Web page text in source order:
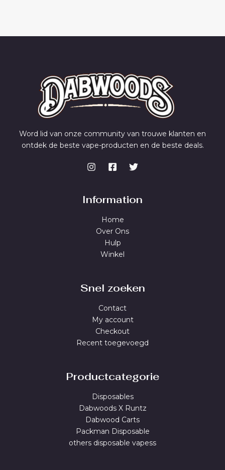
Word lid van onze community van trouwe klanten en
ontdek de beste vape-producten en de beste deals.
Information
Home
Over Ons
Hulp
Winkel
Snel zoeken
Contact
My account
Checkout
Recent toegevoegd
Productcategorie
Disposables
Dabwoods X Runtz
Dabwood Carts
Packman Disposable
others disposable vapess